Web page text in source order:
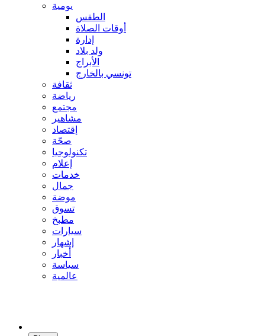
يومية
الطقس
أوقات الصلاة
إدارة
ولد بلاد
الأبراج
تونسي بالخارج
ثقافة
رياضة
مجتمع
مشاهير
إقتصاد
صحّة
تكنولوجيا
إعلام
خدمات
جمال
موضة
تسوق
مطبخ
سيارات
إشهار
أخبار
سياسة
عالمية